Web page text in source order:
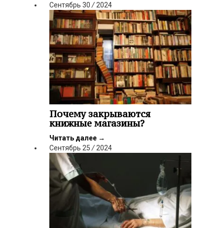
Сентябрь 30 / 2024
Почему закрываются
книжные магазины?
Читать далее →
Сентябрь 25 / 2024